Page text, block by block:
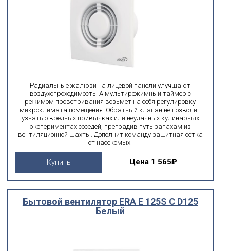
Радиальные жалюзи на лицевой панели улучшают
воздухопроходимость. А мультирежимный таймер с
режимом проветривания возьмет на себя регулировку
микроклимата помещения. Обратный клапан не позволит
узнать о вредных привычках или неудачных кулинарных
экспериментах соседей, преградив путь запахам из
вентиляционной шахты. Дополнит команду защитная сетка
от насекомых.
Купить Цена 1 565₽
Бытовой вентилятор ERA E 125S C D125
Белый